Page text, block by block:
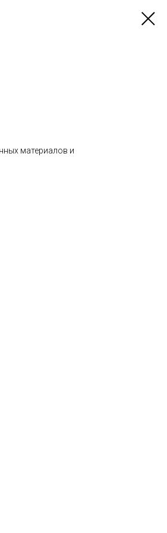
материалов и